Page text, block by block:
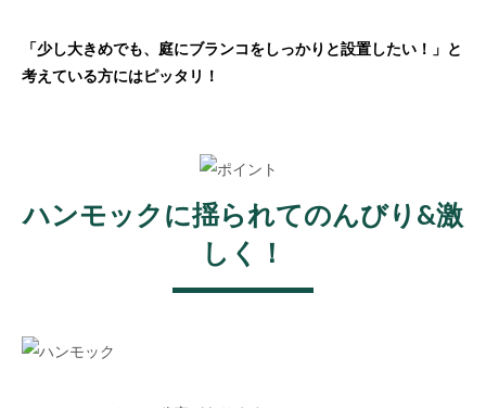
「少し大きめでも、庭にブランコをしっかりと設置したい！」と
考えている方にはピッタリ！
ハンモックに揺られてのんびり&激
しく！